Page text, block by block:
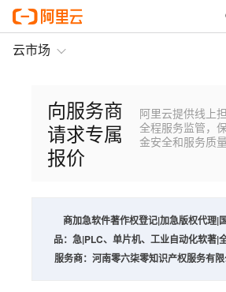
云市场
向服务商
请求专属
报价
阿里云提供线上担
全程服务监管，
金安全和服务质量
商
品：
加急软件著作权登记|加急版权代理|
急|PLC、单片机、工业自动化软著|
服务商： 河南零六柒零知识产权服务有